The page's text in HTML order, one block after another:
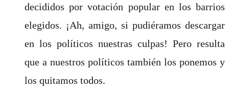
decididos por votación popular en los barrios
elegidos. ¡Ah, amigo, si pudiéramos descargar
en los políticos nuestras culpas! Pero resulta
que a nuestros políticos también los ponemos y
los quitamos todos.